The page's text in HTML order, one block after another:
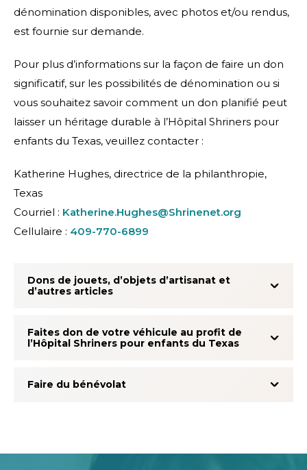
dénomination disponibles, avec photos et/ou rendus,
est fournie sur demande.
Pour plus d’informations sur la façon de faire un don
significatif, sur les possibilités de dénomination ou si
vous souhaitez savoir comment un don planifié peut
laisser un héritage durable à l’Hôpital Shriners pour
enfants du Texas, veuillez contacter :
Katherine Hughes, directrice de la philanthropie,
Texas
Courriel : Katherine.Hughes@Shrinenet.org
Cellulaire : 409-770-6899
Dons de jouets, d’objets d’artisanat et
d’autres articles
Faites don de votre véhicule au profit de
l’Hôpital Shriners pour enfants du Texas
Faire du bénévolat